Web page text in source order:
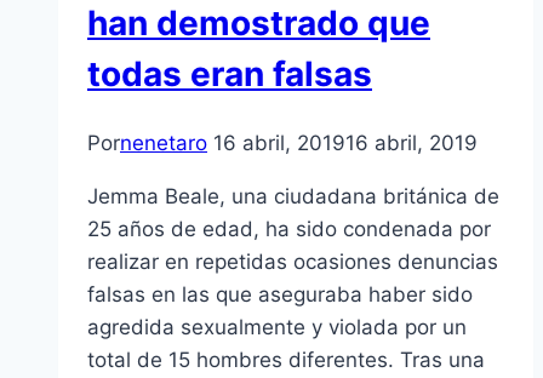
han demostrado que
todas eran falsas
Pornenetaro 16 abril, 201916 abril, 2019
Jemma Beale, una ciudadana británica de
25 años de edad, ha sido condenada por
realizar en repetidas ocasiones denuncias
falsas en las que aseguraba haber sido
agredida sexualmente y violada por un
total de 15 hombres diferentes. Tras una